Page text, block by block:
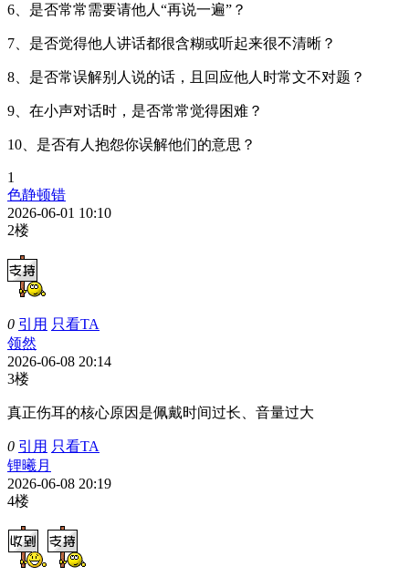
6、是否常常需要请他人“再说一遍”？
7、是否觉得他人讲话都很含糊或听起来很不清晰？
8、是否常误解别人说的话，且回应他人时常文不对题？
9、在小声对话时，是否常常觉得困难？
10、是否有人抱怨你误解他们的意思？
1
色静顿错
2026-06-01 10:10
2楼
0 引用 只看TA
领然
2026-06-08 20:14
3楼
真正伤耳的核心原因是佩戴时间过长、音量过大
0 引用 只看TA
锂曦月
2026-06-08 20:19
4楼